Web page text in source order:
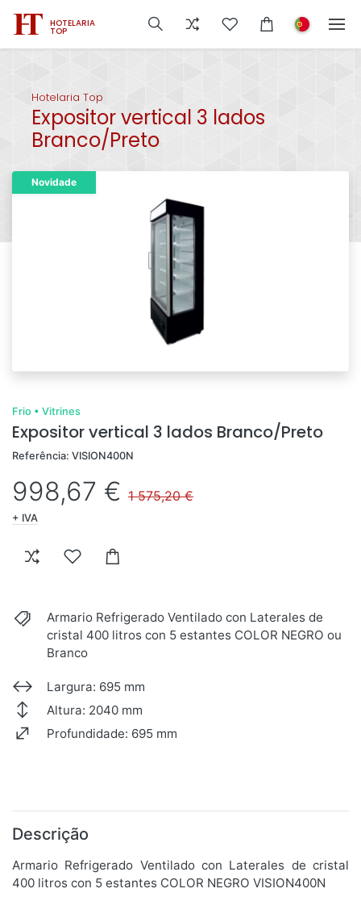
HOTELARIA
TOP
Hotelaria Top
Expositor vertical 3 lados
Branco/Preto
Novidade
Frio • Vitrines
Expositor vertical 3 lados Branco/Preto
Referência: VISION400N
998,67 € 1 575,20 €
+ IVA
Armario Refrigerado Ventilado con Laterales de
cristal 400 litros con 5 estantes COLOR NEGRO ou
Branco
Largura: 695 mm
Altura: 2040 mm
Profundidade: 695 mm
Descrição
Armario Refrigerado Ventilado con Laterales de cristal
400 litros con 5 estantes COLOR NEGRO VISION400N